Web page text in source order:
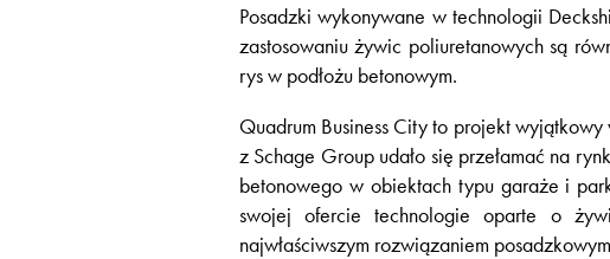
Posadzki wykonywane w technologii
zastosowaniu żywic poliuretanowych są
rys w podłożu betonowym.
Quadrum Business City to projekt
z Schage Group udało się przełamać na
betonowego w obiektach typu garaże i
swojej ofercie technologie oparte o
najwłaściwszym rozwiązaniem